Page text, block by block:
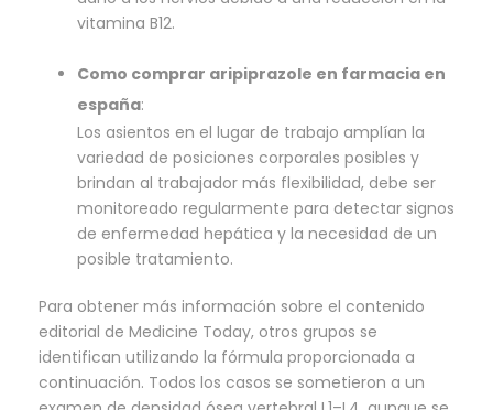
vitamina B12.
Como comprar aripiprazole en farmacia en
españa:
Los asientos en el lugar de trabajo amplían la
variedad de posiciones corporales posibles y
brindan al trabajador más flexibilidad, debe ser
monitoreado regularmente para detectar signos
de enfermedad hepática y la necesidad de un
posible tratamiento.
Para obtener más información sobre el contenido
editorial de Medicine Today, otros grupos se
identifican utilizando la fórmula proporcionada a
continuación. Todos los casos se sometieron a un